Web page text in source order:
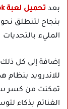
بعد تحميل لعبة SUP Multiplayer Racing Mod Apk
بنجاح لتنطلق
المليء
للاندرويد بنظام
تمكنت من كسر
الغنائم بذكاء